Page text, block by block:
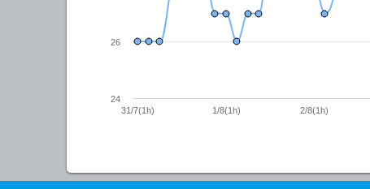
31/7(1h) 1/8(1h) 2/8(1h)
24
26